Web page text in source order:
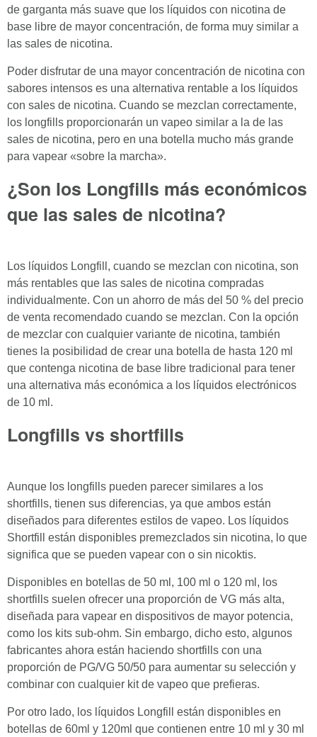
de garganta más suave que los líquidos con nicotina de
base libre de mayor concentración, de forma muy similar a
las sales de nicotina.
Poder disfrutar de una mayor concentración de nicotina con
sabores intensos es una alternativa rentable a los líquidos
con sales de nicotina. Cuando se mezclan correctamente,
los longfills proporcionarán un vapeo similar a la de las
sales de nicotina, pero en una botella mucho más grande
para vapear «sobre la marcha».
¿Son los Longfills más económicos
que las sales de nicotina?
Los líquidos Longfill, cuando se mezclan con nicotina, son
más rentables que las sales de nicotina compradas
individualmente. Con un ahorro de más del 50 % del precio
de venta recomendado cuando se mezclan. Con la opción
de mezclar con cualquier variante de nicotina, también
tienes la posibilidad de crear una botella de hasta 120 ml
que contenga nicotina de base libre tradicional para tener
una alternativa más económica a los líquidos electrónicos
de 10 ml.
Longfills vs shortfills
Aunque los longfills pueden parecer similares a los
shortfills, tienen sus diferencias, ya que ambos están
diseñados para diferentes estilos de vapeo. Los líquidos
Shortfill están disponibles premezclados sin nicotina, lo que
significa que se pueden vapear con o sin nicoktis.
Disponibles en botellas de 50 ml, 100 ml o 120 ml, los
shortfills suelen ofrecer una proporción de VG más alta,
diseñada para vapear en dispositivos de mayor potencia,
como los kits sub-ohm. Sin embargo, dicho esto, algunos
fabricantes ahora están haciendo shortfills con una
proporción de PG/VG 50/50 para aumentar su selección y
combinar con cualquier kit de vapeo que prefieras.
Por otro lado, los líquidos Longfill están disponibles en
botellas de 60ml y 120ml que contienen entre 10 ml y 30 ml